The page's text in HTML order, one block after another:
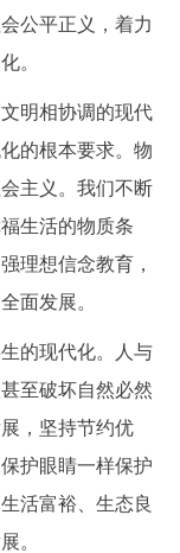
回到顶部
公平正义，着力
。
明相协调的现代
的根本要求。物
主义。我们不断
生活的物质条
理想信念教育，
面发展。
的现代化。人与
至破坏自然必然
，坚持节约优
护眼睛一样保护
活富裕、生态良
。